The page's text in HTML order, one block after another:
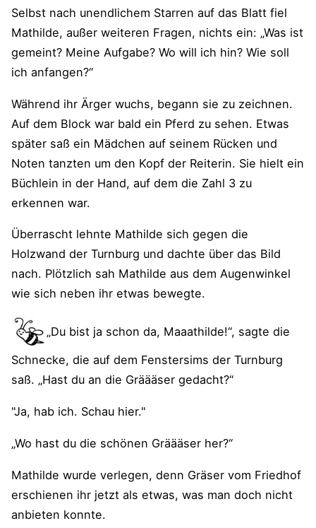
Selbst nach unendlichem Starren auf das Blatt fiel
Mathilde, außer weiteren Fragen, nichts ein: „Was ist
gemeint? Meine Aufgabe? Wo will ich hin? Wie soll
ich anfangen?“
Während ihr Ärger wuchs, begann sie zu zeichnen.
Auf dem Block war bald ein Pferd zu sehen. Etwas
später saß ein Mädchen auf seinem Rücken und
Noten tanzten um den Kopf der Reiterin. Sie hielt ein
Büchlein in der Hand, auf dem die Zahl 3 zu
erkennen war.
Überrascht lehnte Mathilde sich gegen die
Holzwand der Turnburg und dachte über das Bild
nach. Plötzlich sah Mathilde aus dem Augenwinkel
wie sich neben ihr etwas bewegte.
„Du bist ja schon da, Maaathilde!“, sagte die
Schnecke, die auf dem Fenstersims der Turnburg
saß. „Hast du an die Gräääser gedacht?“
"Ja, hab ich. Schau hier."
„Wo hast du die schönen Gräääser her?“
Mathilde wurde verlegen, denn Gräser vom Friedhof
erschienen ihr jetzt als etwas, was man doch nicht
anbieten konnte.